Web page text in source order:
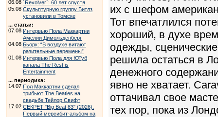
06.08 `Revolver`: 60 лет спустя
05.08 Скульптурную группу Битлз
установили в Томске
... статьи:
07.08 Интервью Пола Маккартни
Амелии Димольденберг
04.08 Бьорк: “В воздухе витают
разительные перемены”
01.08 Интервью Пола для ЮТуб
канала The Rest is
Entertainment
... периодика:
14.07 Пол Маккартни сделал
трибьют The Beatles на
свадьбе Тейлор Свифт
17.02 СЕКРЕТ "Big Beat 83" (2026).
Первый мерсибит-альбом на
их с шефом
Тот впечатлился
хороший, в духе
одежды,
решила остаться в
денежного
явно не хватает.
оттачивал свое
тех пор, пока из